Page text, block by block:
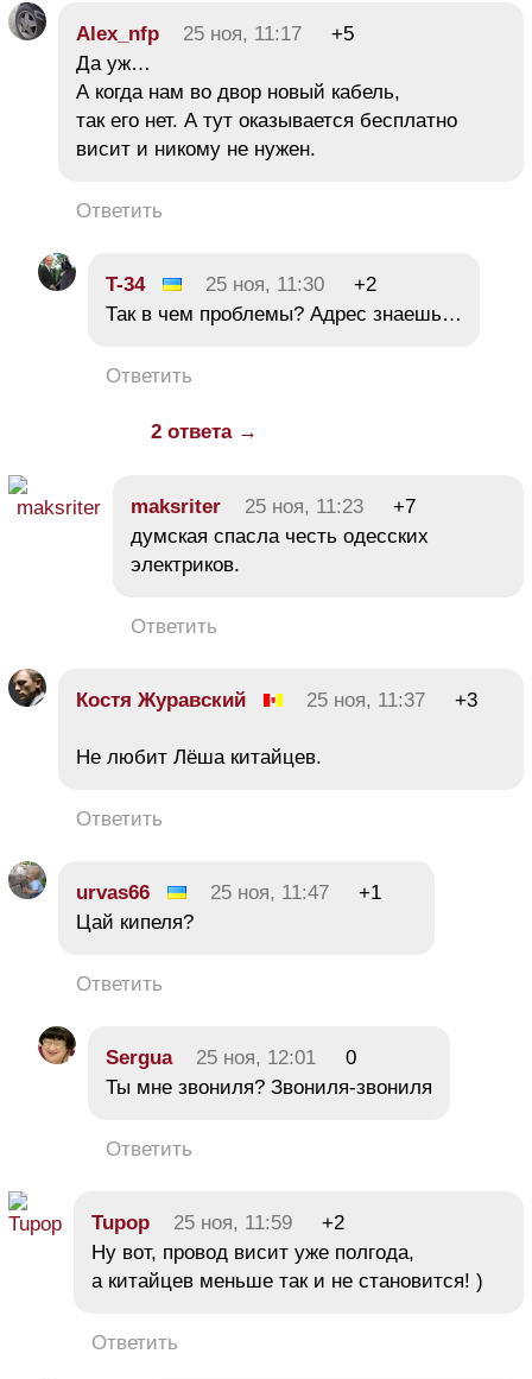
Alex_nfp 25 ноя, 11:17
+5
Да уж…
А когда нам во двор новый кабель,
так его нет. А тут оказывается бесплатно
висит и никому не нужен.
Ответить
T-34 25 ноя, 11:30
+2
Так в чем проблемы? Адрес знаешь…
Ответить
2 ответа →
maksriter 25 ноя, 11:23
+7
думская спасла честь одесских
электриков.
Ответить
Костя Журавский 25 ноя, 11:37 +3
Не любит Лёша китайцев.
Ответить
urvas66 25 ноя, 11:47
+1
Цай кипеля?
Ответить
Sergua 25 ноя, 12:01
0
Ты мне звониля? Звониля-звониля
Ответить
Tupop 25 ноя, 11:59
+2
Ну вот, провод висит уже полгода,
а китайцев меньше так и не становится! )
Ответить